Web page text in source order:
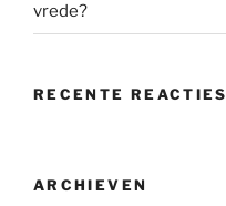
vrede?
RECENTE REACTIES
ARCHIEVEN